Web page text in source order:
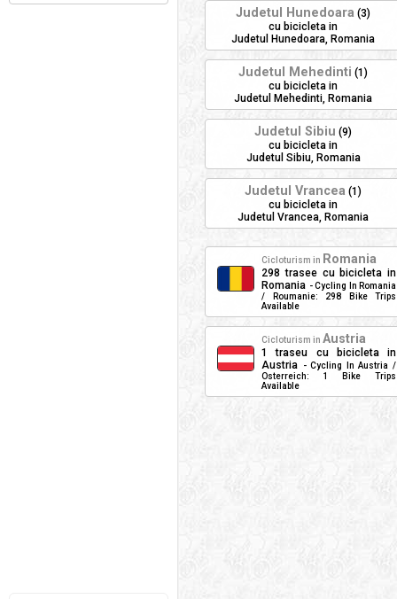
Judetul Hunedoara (3)
cu bicicleta in
Judetul Hunedoara, Romania
Judetul Mehedinti (1)
cu bicicleta in
Judetul Mehedinti, Romania
Judetul Sibiu (9)
cu bicicleta in
Judetul Sibiu, Romania
Judetul Vrancea (1)
cu bicicleta in
Judetul Vrancea, Romania
Cicloturism in Romania
298 trasee cu bicicleta in
Romania - Cycling In Romania
/ Roumanie: 298 Bike Trips
Available
Cicloturism in Austria
1 traseu cu bicicleta in
Austria
- Cycling In Austria /
Osterreich: 1 Bike Trips
Available